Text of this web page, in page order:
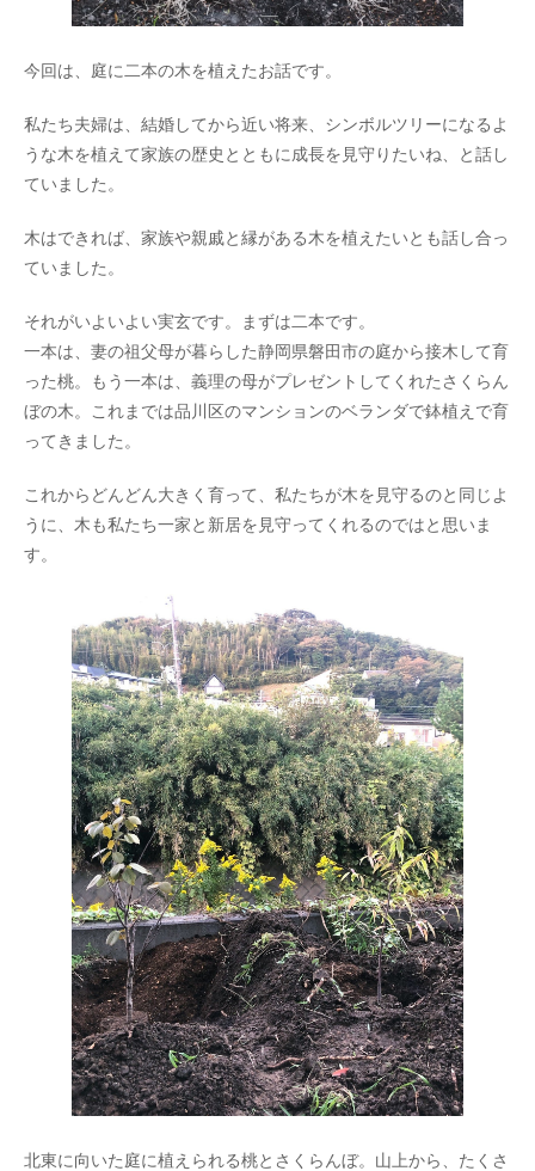
今回は、庭に二本の木を植えたお話です。
私たち夫婦は、結婚してから近い将来、シンボルツリーになるよ
うな木を植えて家族の歴史とともに成長を見守りたいね、と話し
ていました。
木はできれば、家族や親戚と縁がある木を植えたいとも話し合っ
ていました。
それがいよいよい実玄です。まずは二本です。
一本は、妻の祖父母が暮らした静岡県磐田市の庭から接木して育
った桃。もう一本は、義理の母がプレゼントしてくれたさくらん
ぼの木。これまでは品川区のマンションのベランダで鉢植えで育
ってきました。
これからどんどん大きく育って、私たちが木を見守るのと同じよ
うに、木も私たち一家と新居を見守ってくれるのではと思いま
す。
北東に向いた庭に植えられる桃とさくらんぼ。山上から、たくさ